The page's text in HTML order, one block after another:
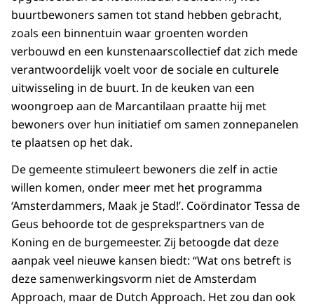
buurtbewoners samen tot stand hebben gebracht,
zoals een binnentuin waar groenten worden
verbouwd en een kunstenaarscollectief dat zich mede
verantwoordelijk voelt voor de sociale en culturele
uitwisseling in de buurt. In de keuken van een
woongroep aan de Marcantilaan praatte hij met
bewoners over hun initiatief om samen zonnepanelen
te plaatsen op het dak.
De gemeente stimuleert bewoners die zelf in actie
willen komen, onder meer met het programma
‘Amsterdammers, Maak je Stad!’. Coördinator Tessa de
Geus behoorde tot de gesprekspartners van de
Koning en de burgemeester. Zij betoogde dat deze
aanpak veel nieuwe kansen biedt: “Wat ons betreft is
deze samenwerkingsvorm niet de Amsterdam
Approach, maar de Dutch Approach. Het zou dan ook